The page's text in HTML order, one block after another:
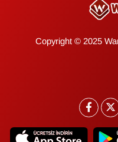
Copyright © 2025